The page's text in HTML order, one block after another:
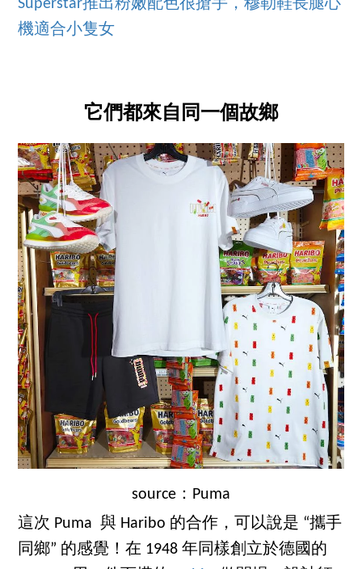
Superstar推出粉嫩配色很搶手，穆勒鞋長腿心
機適合小隻女
它們都來自同一個故鄉
source：Puma
這次 Puma 與 Haribo 的合作，可以說是 “攜手
同鄉” 的感覺！在 1948 年同樣創立於德國的